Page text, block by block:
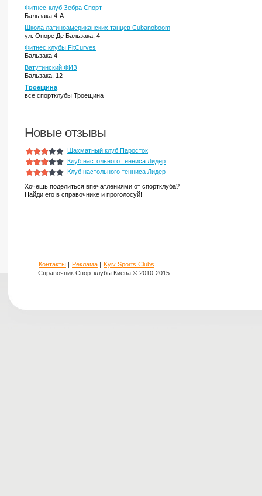
Фитнес-клуб Зебра Спорт
Бальзака 4-А
Школа латиноамериканских танцев Cubanoboom
ул. Оноре Де Бальзака, 4
Фитнес клубы FitCurves
Бальзака 4
Ватутинский ФИЗ
Бальзака, 12
Троещина
все спортклубы Троещина
Новые отзывы
Шахматный клуб Паросток
Клуб настольного тенниса Лидер
Клуб настольного тенниса Лидер
Хочешь поделиться впечатлениями от спортклуба?
Найди его в справочнике и проголосуй!
Контакты | Реклама | Kyiv Sports Clubs
Справочник Спортклубы Киева © 2010-2015